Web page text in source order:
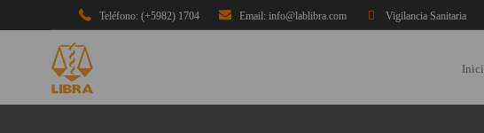
Teléfono: (+5982) 1704 Email: info@lablibra.com Vigilancia Sanitaria